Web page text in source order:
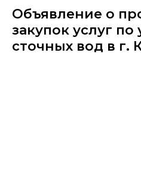
Объявление о
закупок услуг
сточных вод в г.